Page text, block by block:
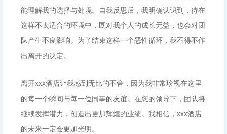
能理解我的选择与处境。自我反思后，我明确认识到，待在
这样不太适合的环境中，既对我个人的成长无益，也会对团
队产生不良影响。为了结束这样一个恶性循环，我不得不作
出离开的决定。
离开xxx酒店让我感到无比的不舍，因为我非常珍视在这里
的每一个瞬间与每一位同事的友谊。在您的领导下，团队将
继续发挥潜力，创造出更加辉煌的业绩。我相信，xxx酒店
的未来一定会更加光明。